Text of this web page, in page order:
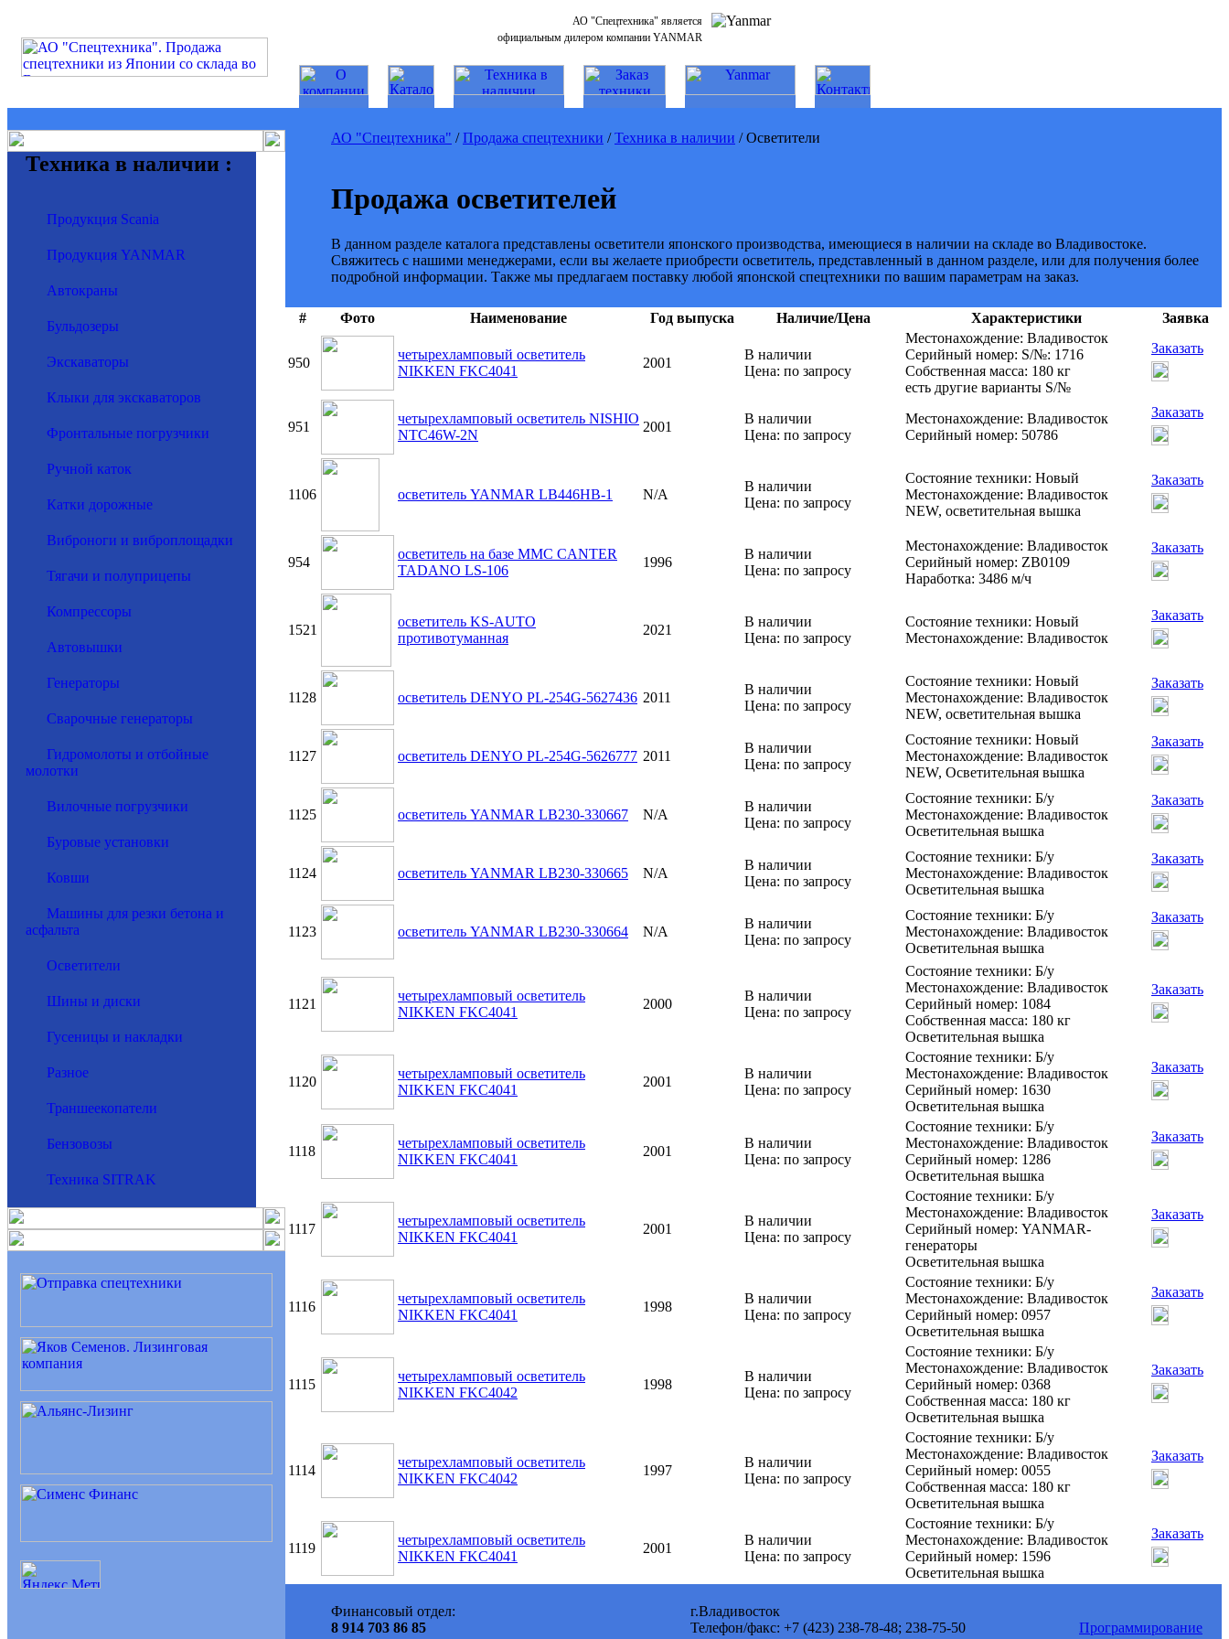
АО "Спецтехника" является
официальным дилером компании YANMAR
Техника в наличии :
Продукция Scania
Продукция YANMAR
Автокраны
Бульдозеры
Экскаваторы
Клыки для экскаваторов
Фронтальные погрузчики
Ручной каток
Катки дорожные
Виброноги и виброплощадки
Тягачи и полуприцепы
Компрессоры
Автовышки
Генераторы
Сварочные генераторы
Гидромолоты и отбойные
молотки
Вилочные погрузчики
Буровые установки
Ковши
Машины для резки бетона и
асфальта
Осветители
Шины и диски
Гусеницы и накладки
Разное
Траншеекопатели
Бензовозы
Техника SITRAK
АО "Спецтехника" /Продажа спецтехники /Техника в наличии / Осветители
Продажа осветителей
В данном разделе каталога представлены осветители японского производства, имеющиеся в наличии на складе во Владивостоке.
Свяжитесь с нашими менеджерами, если вы желаете приобрести осветитель, представленный в данном разделе, или для получения более
подробной информации. Также мы предлагаем поставку любой японской спецтехники по вашим параметрам на заказ.
# Фото Наименование Год выпуска Наличие/Цена Характеристики Заявка
950
четырехламповый осветитель
NIKKEN FKC4041
2001
В наличии
Цена: по запросу
Местонахождение: Владивосток
Серийный номер: S/№: 1716
Собственная масса: 180 кг
есть другие варианты S/№
Заказать
951
четырехламповый осветитель NISHIO
NTC46W-2N
2001
В наличии
Цена: по запросу
Местонахождение: Владивосток
Серийный номер: 50786
Заказать
1106 осветитель YANMAR LB446HB-1 N/A
В наличии
Цена: по запросу
Состояние техники: Новый
Местонахождение: Владивосток
NEW, осветительная вышка
Заказать
954
осветитель на базе MMC CANTER
TADANO LS-106
1996
В наличии
Цена: по запросу
Местонахождение: Владивосток
Серийный номер: ZB0109
Наработка: 3486 м/ч
Заказать
1521
осветитель KS-AUTO
противотуманная
2021
В наличии
Цена: по запросу
Состояние техники: Новый
Местонахождение: Владивосток
Заказать
1128 осветитель DENYO PL-254G-5627436 2011
В наличии
Цена: по запросу
Состояние техники: Новый
Местонахождение: Владивосток
NEW, осветительная вышка
Заказать
1127 осветитель DENYO PL-254G-5626777 2011
В наличии
Цена: по запросу
Состояние техники: Новый
Местонахождение: Владивосток
NEW, Осветительная вышка
Заказать
1125 осветитель YANMAR LB230-330667 N/A
В наличии
Цена: по запросу
Состояние техники: Б/у
Местонахождение: Владивосток
Осветительная вышка
Заказать
1124 осветитель YANMAR LB230-330665 N/A
В наличии
Цена: по запросу
Состояние техники: Б/у
Местонахождение: Владивосток
Осветительная вышка
Заказать
1123 осветитель YANMAR LB230-330664 N/A
В наличии
Цена: по запросу
Состояние техники: Б/у
Местонахождение: Владивосток
Осветительная вышка
Заказать
1121
четырехламповый осветитель
NIKKEN FKC4041
2000
В наличии
Цена: по запросу
Состояние техники: Б/у
Местонахождение: Владивосток
Серийный номер: 1084
Собственная масса: 180 кг
Осветительная вышка
Заказать
1120
четырехламповый осветитель
NIKKEN FKC4041
2001
В наличии
Цена: по запросу
Состояние техники: Б/у
Местонахождение: Владивосток
Серийный номер: 1630
Осветительная вышка
Заказать
1118
четырехламповый осветитель
NIKKEN FKC4041
2001
В наличии
Цена: по запросу
Состояние техники: Б/у
Местонахождение: Владивосток
Серийный номер: 1286
Осветительная вышка
Заказать
1117
четырехламповый осветитель
NIKKEN FKC4041
2001
В наличии
Цена: по запросу
Состояние техники: Б/у
Местонахождение: Владивосток
Серийный номер: YANMAR-
генераторы
Осветительная вышка
Заказать
1116
четырехламповый осветитель
NIKKEN FKC4041
1998
В наличии
Цена: по запросу
Состояние техники: Б/у
Местонахождение: Владивосток
Серийный номер: 0957
Осветительная вышка
Заказать
1115
четырехламповый осветитель
NIKKEN FKC4042
1998
В наличии
Цена: по запросу
Состояние техники: Б/у
Местонахождение: Владивосток
Серийный номер: 0368
Собственная масса: 180 кг
Осветительная вышка
Заказать
1114
четырехламповый осветитель
NIKKEN FKC4042
1997
В наличии
Цена: по запросу
Состояние техники: Б/у
Местонахождение: Владивосток
Серийный номер: 0055
Собственная масса: 180 кг
Осветительная вышка
Заказать
1119
четырехламповый осветитель
NIKKEN FKC4041
2001
В наличии
Цена: по запросу
Состояние техники: Б/у
Местонахождение: Владивосток
Серийный номер: 1596
Осветительная вышка
Заказать
Финансовый отдел:
8 914 703 86 85
г.Владивосток
Телефон/факс: +7 (423) 238-78-48; 238-75-50
Программирование